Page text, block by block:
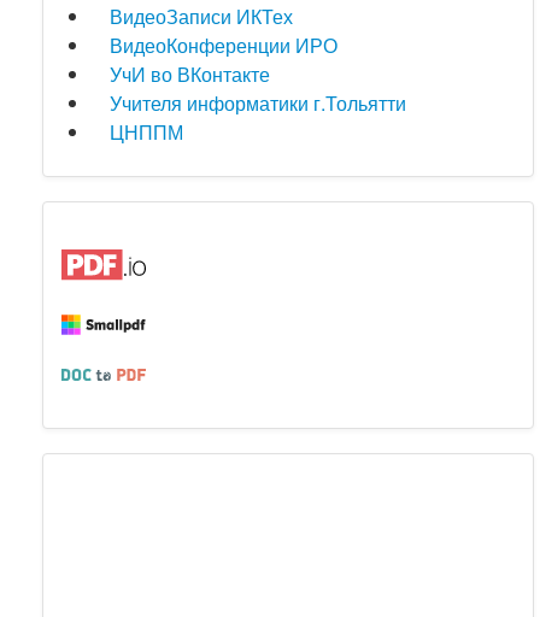
ВидеоЗаписи ИКТех
ВидеоКонференции ИРО
УчИ во ВКонтакте
Учителя информатики г.Тольятти
ЦНППМ